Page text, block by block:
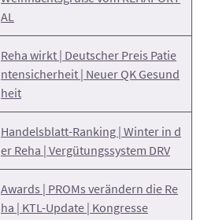
AL
Reha wirkt | Deutscher Preis Patie
ntensicherheit | Neuer QK Gesund
heit
Handelsblatt-Ranking | Winter in d
er Reha | Vergütungssystem DRV
Awards | PROMs verändern die Re
ha | KTL-Update | Kongresse